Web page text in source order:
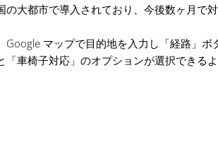
大都市で導入されており、今後数ヶ月で
マップで目的地を入力し「経路」
車椅子対応」のオプションが選択できるよ